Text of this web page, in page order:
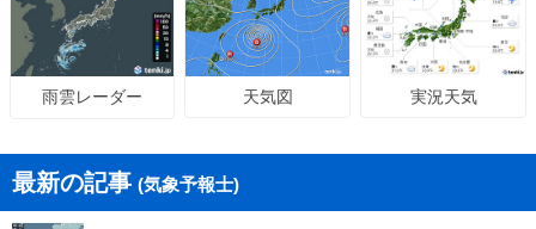
雨雲レーダー 天気図 実況天気
最新の記事 (気象予報士)